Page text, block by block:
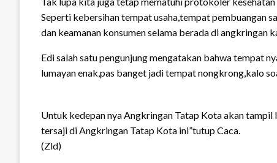
Seperti kebersihan tempat usaha,tempat pembuangan
dan keamanan konsumen selama berada di angkringan
Edi salah satu pengunjung mengatakan bahwa tempat
lumayan enak,pas banget jadi tempat nongkrong,kalo
Untuk kedepan nya Angkringan Tatap Kota akan tampil
tersaji di Angkringan Tatap Kota ini”tutup Caca.
(Zld)